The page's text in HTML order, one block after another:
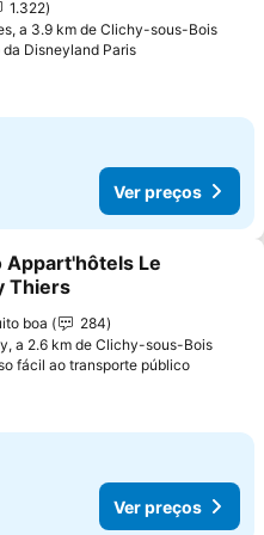
1.322
a 3.9 km de Clichy-sous-Bois
da Disneyland Paris
Ver preços
aos favoritos
Appart'hôtels Le
Thiers
boa
284
a 2.6 km de Clichy-sous-Bois
fácil ao transporte público
Ver preços